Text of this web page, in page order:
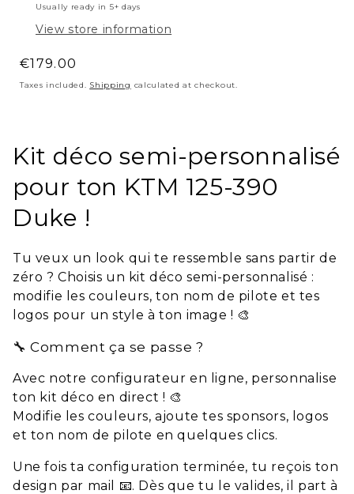
Usually ready in 5+ days
View store information
Regular
price
€179.00
Taxes included. Shipping calculated at checkout.
Kit déco semi-personnalisé
pour ton KTM 125-390
Duke !
Tu veux un look qui te ressemble sans partir de
zéro ? Choisis un kit déco semi-personnalisé :
modifie les couleurs, ton nom de pilote et tes
logos pour un style à ton image ! 🎨
🔧 Comment ça se passe ?
Avec notre configurateur en ligne, personnalise
ton kit déco en direct ! 🎨
Modifie les couleurs, ajoute tes sponsors, logos
et ton nom de pilote en quelques clics.
Une fois ta configuration terminée, tu reçois ton
design par mail 📧. Dès que tu le valides, il part à